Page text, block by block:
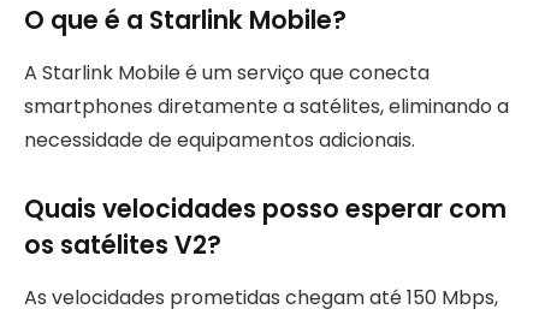
O que é a Starlink Mobile?
A Starlink Mobile é um serviço que conecta
smartphones diretamente a satélites, eliminando a
necessidade de equipamentos adicionais.
Quais velocidades posso esperar com
os satélites V2?
As velocidades prometidas chegam até 150 Mbps,